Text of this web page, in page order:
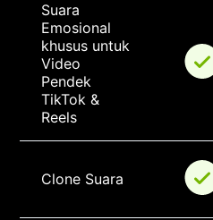
Suara
Emosional
khusus untuk
Video
Pendek
TikTok &
Reels
Clone Suara